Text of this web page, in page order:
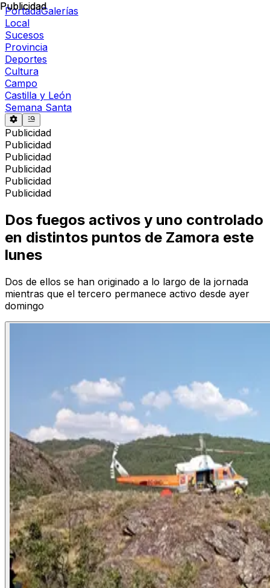
PortadaGalerías
Local
Sucesos
Provincia
Deportes
Cultura
Campo
Castilla y León
Semana Santa
Publicidad
Publicidad
Publicidad
Publicidad
Publicidad
Publicidad
Publicidad
Dos fuegos activos y uno controlado
en distintos puntos de Zamora este
lunes
Dos de ellos se han originado a lo largo de la jornada
mientras que el tercero permanece activo desde ayer
domingo
Publicidad